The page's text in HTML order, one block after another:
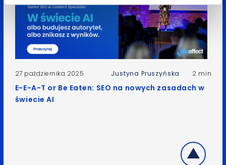
27 października 2025 Justyna Pruszyńska 2 min
E-E-A-T or Be Eaten: SEO na nowych zasadach w
świecie AI